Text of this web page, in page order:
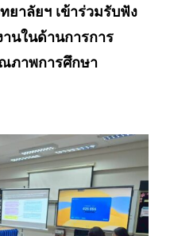
าลัยฯ เข้าร่วมรับฟัง
านในด้านการการ
ภาพการศึกษา